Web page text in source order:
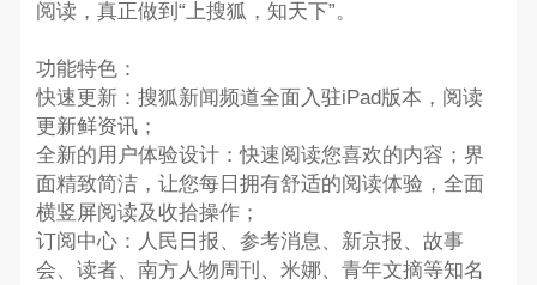
阅读，真正做到“上搜狐，知天下”。
功能特色：
快速更新：搜狐新闻频道全面入驻iPad版本，阅读
更新鲜资讯；
全新的用户体验设计：快速阅读您喜欢的内容；界
面精致简洁，让您每日拥有舒适的阅读体验，全面
横竖屏阅读及收拾操作；
订阅中心：人民日报、参考消息、新京报、故事
会、读者、南方人物周刊、米娜、青年文摘等知名